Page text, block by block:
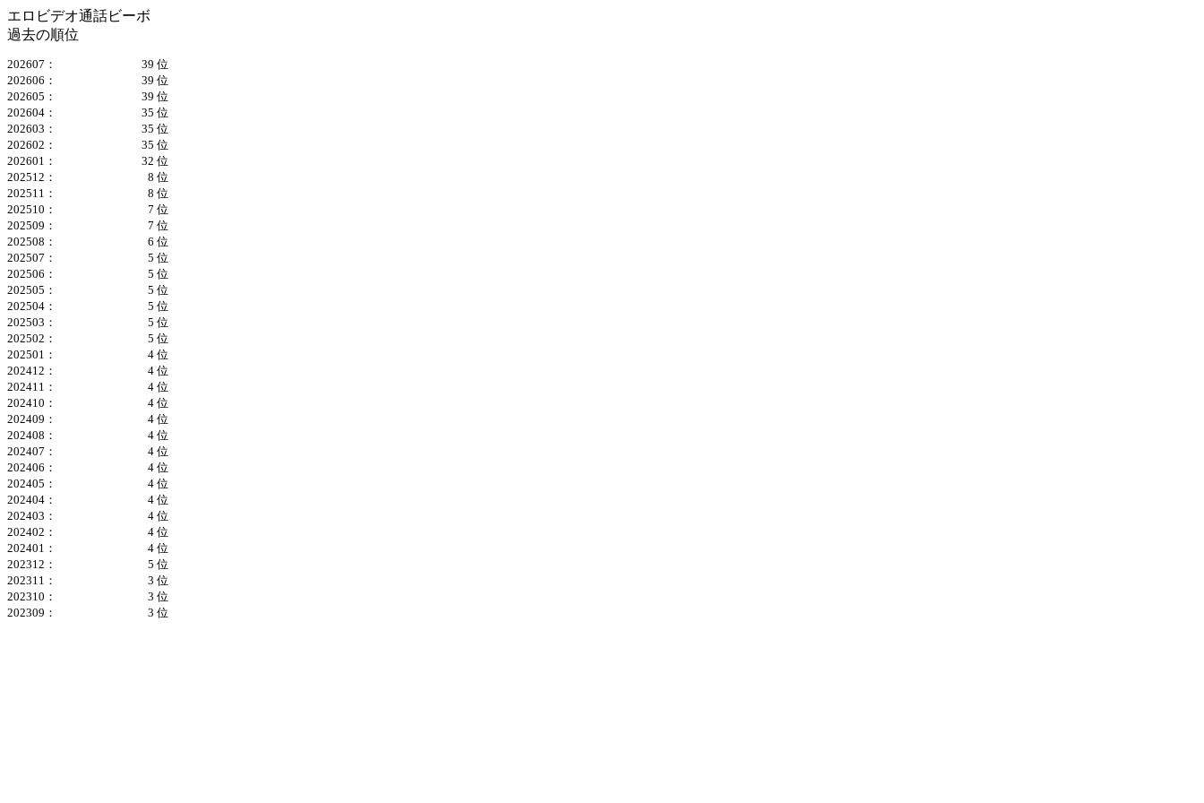
エロビデオ通話ビーボ
過去の順位
202607：
39 位
202606：
39 位
202605：
39 位
202604：
35 位
202603：
35 位
202602：
35 位
202601：
32 位
202512：
8 位
202511：
8 位
202510：
7 位
202509：
7 位
202508：
6 位
202507：
5 位
202506：
5 位
202505：
5 位
202504：
5 位
202503：
5 位
202502：
5 位
202501：
4 位
202412：
4 位
202411：
4 位
202410：
4 位
202409：
4 位
202408：
4 位
202407：
4 位
202406：
4 位
202405：
4 位
202404：
4 位
202403：
4 位
202402：
4 位
202401：
4 位
202312：
5 位
202311：
3 位
202310：
3 位
202309：
3 位